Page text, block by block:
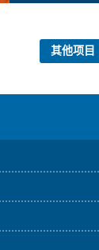
其他项目